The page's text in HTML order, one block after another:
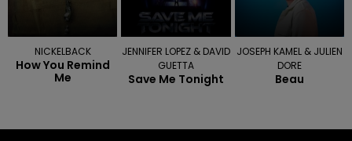
NICKELBACK
How You Remind
Me
JENNIFER LOPEZ & DAVID
GUETTA
Save Me Tonight
JOSEPH KAMEL & JULIEN
DORE
Beau